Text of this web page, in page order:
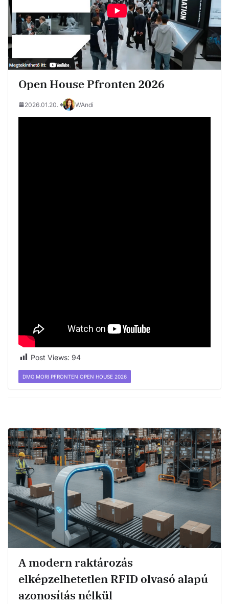
Open House Pfronten 2026
2026.01.20. WAndi
Post Views: 94
DMG MORI PFRONTEN OPEN HOUSE 2026
A modern raktározás
elképzelhetetlen RFID olvasó alapú
azonosítás nélkül